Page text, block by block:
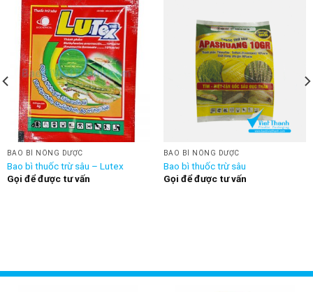
BAO BÌ NÔNG DƯỢC
Bao bì thuốc trừ sâu – Lutex
Gọi để được tư vấn
BAO BÌ NÔNG DƯỢC
Bao bì thuốc trừ sâu
Gọi để được tư vấn